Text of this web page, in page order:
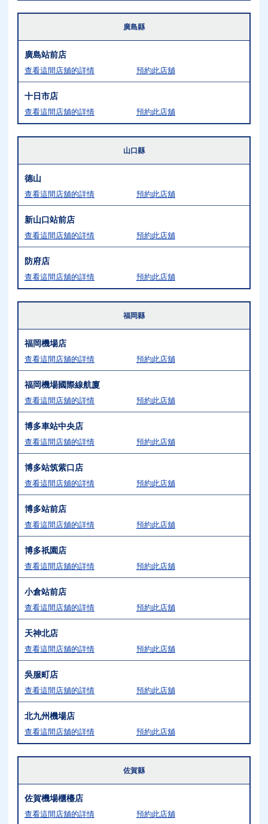
廣島縣
廣島站前店
查看這間店舖的詳情 預約此店舖
十日市店
查看這間店舖的詳情 預約此店舖
山口縣
德山
查看這間店舖的詳情 預約此店舖
新山口站前店
查看這間店舖的詳情 預約此店舖
防府店
查看這間店舖的詳情 預約此店舖
福岡縣
福岡機場店
查看這間店舖的詳情 預約此店舖
福岡機場國際線航廈
查看這間店舖的詳情 預約此店舖
博多車站中央店
查看這間店舖的詳情 預約此店舖
博多站筑紫口店
查看這間店舖的詳情 預約此店舖
博多站前店
查看這間店舖的詳情 預約此店舖
博多祇園店
查看這間店舖的詳情 預約此店舖
小倉站前店
查看這間店舖的詳情 預約此店舖
天神北店
查看這間店舖的詳情 預約此店舖
吳服町店
查看這間店舖的詳情 預約此店舖
北九州機場店
查看這間店舖的詳情 預約此店舖
佐賀縣
佐賀機場櫃檯店
查看這間店舖的詳情 預約此店舖